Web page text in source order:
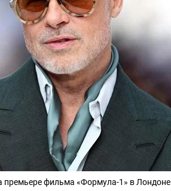
премьере фильма «Формула-1» в Лондоне